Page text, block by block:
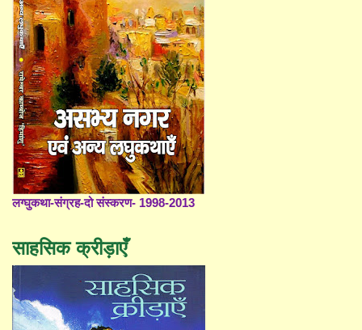
लग्घुकथा-संग्रह-दो संस्करण- 1998-2013
साहसिक क्रीड़ाएँ